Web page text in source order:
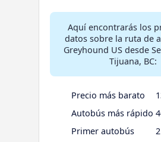
Aquí encontrarás los
datos sobre la ruta de
Greyhound US desde
Tijuana, BC:
Precio más barato
Autobús más rápido
Primer autobús